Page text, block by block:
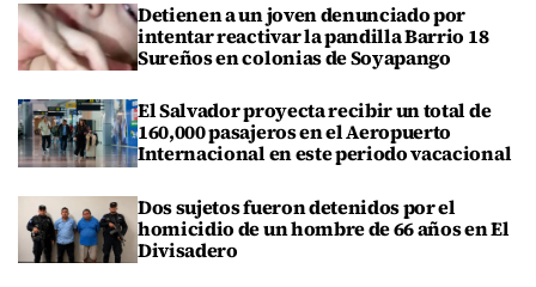
Detienen a un joven denunciado por
intentar reactivar la pandilla Barrio 18
Sureños en colonias de Soyapango
El Salvador proyecta recibir un total de
160,000 pasajeros en el Aeropuerto
Internacional en este periodo vacacional
Dos sujetos fueron detenidos por el
homicidio de un hombre de 66 años en El
Divisadero